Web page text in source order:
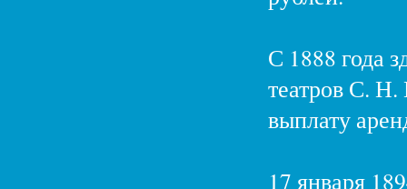
С 1888 года
театров С. Н.
выплату
17 января